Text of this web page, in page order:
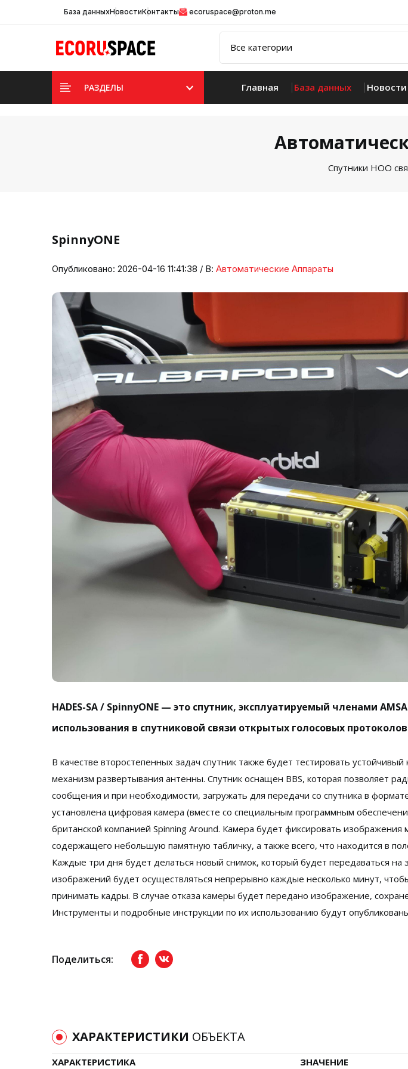
База данныхНовостиКонтакты ecoruspace@proton.me
РАЗДЕЛЫ Главная База данных Новости
Спутники НОО
SpinnyONE
Опубликовано: 2026-04-16 11:41:38 / В: Автоматические Аппараты
HADES-SA / SpinnyONE — это спутник, эксплуатируемый членами
использования в спутниковой связи открытых голосовых протоколов
В качестве второстепенных задач спутник также будет тестировать
механизм развертывания антенны. Спутник оснащен BBS, которая позволяет
сообщения и при необходимости, загружать для передачи со спутника в
установлена цифровая камера (вместе со специальным программным
британской компанией Spinning Around. Камера будет фиксировать изображения
содержащего небольшую памятную табличку, а также всего, что находится в
Каждые три дня будет делаться новый снимок, который будет передаваться на
изображений будет осуществляться непрерывно каждые несколько минут,
принимать кадры. В случае отказа камеры будет передано изображение,
Инструменты и подробные инструкции по их использованию будут
Поделиться: FacebookвКонтакте
ХАРАКТЕРИСТИКИ ОБЪЕКТА
ХАРАКТЕРИСТИКА ЗНАЧЕНИЕ